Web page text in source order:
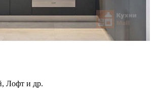
Лофт и др.